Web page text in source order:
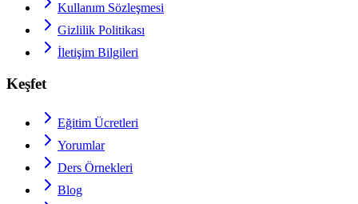
Kullanım Sözleşmesi
Gizlilik Politikası
İletişim Bilgileri
Keşfet
Eğitim Ücretleri
Yorumlar
Ders Örnekleri
Blog